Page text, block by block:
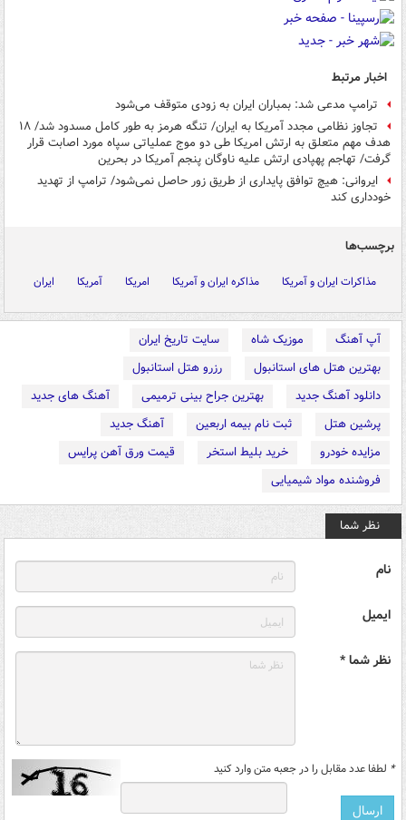
اخبار مرتبط
ترامپ مدعی شد: بمباران ایران به زودی متوقف می‌شود
تجاوز نظامی مجدد آمریکا به ایران/ تنگه هرمز به طور کامل مسدود شد/ ۱۸
هدف مهم متعلق به ارتش امریکا طی دو موج عملیاتی سپاه مورد اصابت قرار
گرفت/ تهاجم پهپادی ارتش علیه ناوگان پنجم آمریکا در بحرین
ایروانی: هیچ توافق پایداری از طریق زور حاصل نمی‌شود/ ترامپ از تهدید
خودداری کند
برچسب‌ها
مذاکرات ایران و آمریکا مذاکره ایران و آمریکا امریکا آمریکا ایران
آپ آهنگ موزیک شاه
سایت تاریخ ایران
بهترین هتل های استانبول
رزرو هتل استانبول
دانلود آهنگ جدید
بهترین جراح بینی ترمیمی
آهنگ های جدید
پرشین هتل
ثبت نام بیمه اربعین
آهنگ جدید
مزایده خودرو
خرید بلیط استخر
قیمت ورق آهن پرایس
فروشنده مواد شیمیایی
نظر شما
نام
ایمیل
نظر شما *
* لطفا عدد مقابل را در جعبه متن وارد کنید